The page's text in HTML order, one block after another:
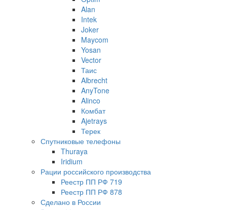
Alan
Intek
Joker
Maycom
Yosan
Vector
Таис
Albrecht
AnyTone
Alinco
Комбат
Ajetrays
Терек
Спутниковые телефоны
Thuraya
Iridium
Рации российского производства
Реестр ПП РФ 719
Реестр ПП РФ 878
Сделано в России